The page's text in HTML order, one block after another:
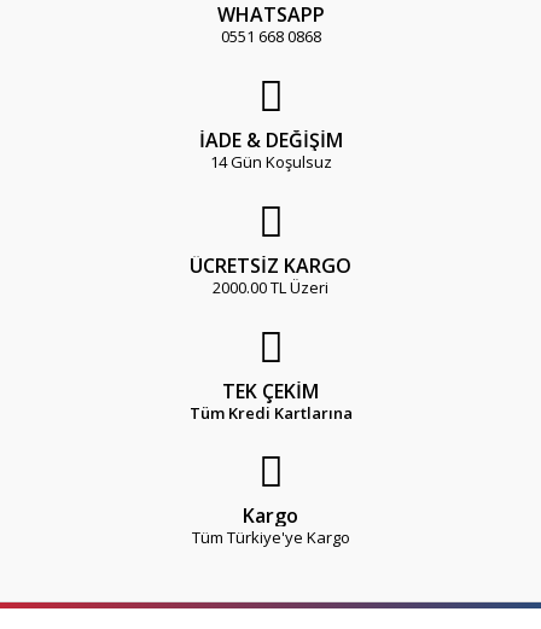
WHATSAPP
0551 668 0868
İADE & DEĞİŞİM
14 Gün Koşulsuz
ÜCRETSİZ KARGO
2000.00 TL Üzeri
TEK ÇEKİM
Tüm Kredi Kartlarına
Kargo
Tüm Türkiye'ye Kargo